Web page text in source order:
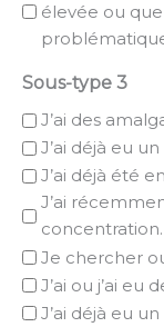
élevée ou
Sous-type 3
J’ai des
J’ai déjà eu
J’ai déjà été
J’ai
concentration.
Je chercher
J’ai ou j’ai eu
J’ai déjà eu